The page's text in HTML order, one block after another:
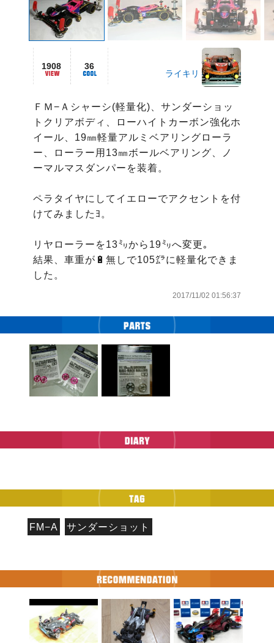
1908 36
ライキリ
ＦＭ−Ａシャーシ(軽量化)、サンダーショッ
トクリアボディ、ローハイトカーボン強化ホ
イール、19㎜軽量アルミベアリングローラ
ー、ローラー用13㎜ボールベアリング、ノ
ーマルマスダンパーを装着。
ペラタイヤにしてイエローでアクセントを付
けてみましたﾖ。
リヤローラーを13㍉から19㍉へ変更｡
結果、車重が🔋無しで105㌘に軽量化できま
した。
2017/11/02 01:56:37
FM−A サンダーショット